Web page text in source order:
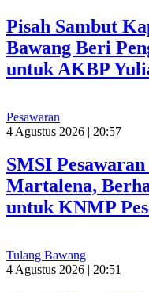
Pisah Sambut
Bawang Beri
untuk AKBP
Pesawaran
4 Agustus 2026 | 20:57
SMSI
Martalena,
untuk KNMP
Tulang Bawang
4 Agustus 2026 | 20:51